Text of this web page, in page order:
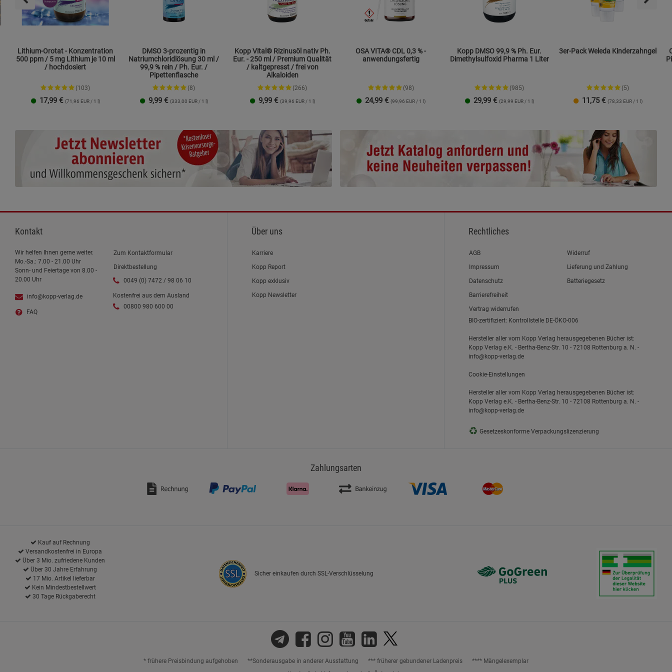
Lithium-Orotat - Konzentration
500 ppm / 5 mg Lithium je 10 ml
/ hochdosiert
(103)
17,99 € (71,96 EUR / 1 l)
DMSO 3-prozentig in
Natriumchloridlösung 30 ml /
99,9 % rein / Ph. Eur. /
Pipettenflasche
(8)
9,99 € (333,00 EUR / 1 l)
2er-Pack
Kopp Vital® Rizinusöl nativ Ph.
Eur. - 250 ml / Premium Qualität
/ kaltgepresst / frei von
Alkaloiden
(266)
9,99 € (39,96 EUR / 1 l)
OSA VITA® CDL 0,3 % -
anwendungsfertig
(98)
24,99 € (99,96 EUR / 1 l)
Kopp DMSO 99,9 % Ph. Eur.
Dimethylsulfoxid Pharma 1 Liter
(985)
29,99 € (29,99 EUR / 1 l)
3er-Pack Weleda Kinderzahngel
(5)
11,75 € (78,33 EUR / 1 l)
Kontakt
Wir helfen Ihnen gerne weiter.
Mo.-Sa.: 7.00 - 21.00 Uhr
Sonn- und Feiertage von 8.00 -
20.00 Uhr
info@kopp-verlag.de
FAQ
Zum Kontaktformular
Direktbestellung
0049 (0) 7472 / 98 06 10
Kostenfrei aus dem Ausland
00800 980 600 00
Über uns
Karriere
Kopp Report
Kopp exklusiv
Kopp Newsletter
Rechtliches
Link zum/zur
AGB
Link zum/zur
Impressum
Link zum/zur
Datenschutz
Link zum/zur
Barrierefreiheit
Vertrag widerrufen
Widerruf
Lieferung und Zahlung
Batteriegesetz
BIO-zertifiziert: Kontrollstelle DE-ÖKO-006
Hersteller aller vom Kopp Verlag herausgegebenen Bücher ist:
Kopp Verlag e.K. - Bertha-Benz-Str. 10 - 72108 Rottenburg a. N. -
info@kopp-verlag.de
Cookie-Einstellungen
Hersteller aller vom Kopp Verlag herausgegebenen Bücher ist:
Kopp Verlag e.K. - Bertha-Benz-Str. 10 - 72108 Rottenburg a. N. -
info@kopp-verlag.de
♻ Gesetzeskonforme Verpackungslizenzierung
Zahlungsarten
Kauf auf Rechnung
Versandkostenfrei in Europa
Über 3 Mio. zufriedene Kunden
Über 30 Jahre Erfahrung
17 Mio. Artikel lieferbar
Kein Mindestbestellwert
30 Tage Rückgaberecht
Sicher einkaufen durch SSL-Verschlüsselung
* frühere Preisbindung aufgehoben **Sonderausgabe in anderer Ausstattung *** früherer gebundener Ladenpreis
**** Mängelexemplar
Marketing Cookies (3) Marketing Cookies
Beschreibung Marketing Cookies
Datenschutzerklärung Impressum